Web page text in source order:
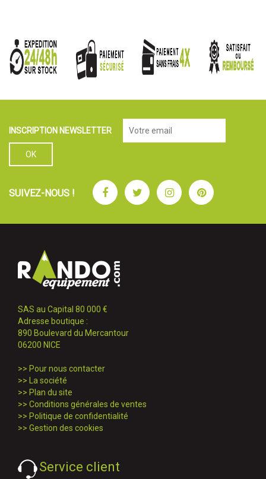
INSCRIPTION NEWSLETTER
SUIVEZ-NOUS ! FacebookTwitterInstagramPinterest
SAS au Capital 80 000 €
Adresse boutique :
890 Boulevard du Mercantour
06200 NICE
>> Pour nous contacter
>>
La société
>> Plan du site
>> Conditions générales de ventes
>> Politique de confidentialité
>> Gestion des cookies
Service client